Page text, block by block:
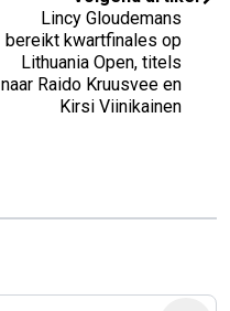
Lincy Gloudemans
bereikt kwartfinales op
Lithuania Open, titels
naar Raido Kruusvee en
Kirsi Viinikainen